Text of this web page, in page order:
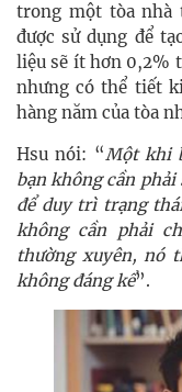
trong một tòa nhà
được sử dụng để
liệu sẽ ít hơn 0,2%
nhưng có thể tiết
hàng năm của tòa
Hsu nói: “Một khi
bạn không cần
để duy trì trạng
không cần phải
thường xuyên, nó
không đáng kể”.